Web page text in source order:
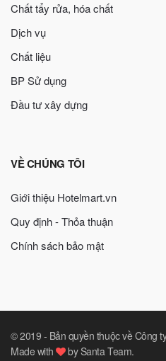
Chất tẩy rửa, hóa chất
Dịch vụ
Chất liệu
BP Sử dụng
Đầu tư xây dựng
VỀ CHÚNG TÔI
Giới thiệu Hotelmart.vn
Quy định - Thỏa thuận
Chính sách bảo mật
© 2019 - Bản quyền thuộc về Công
Made with
by Santa Team.